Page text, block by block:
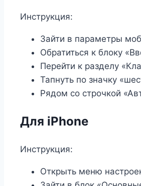
Зайти в параметры
Обратиться к блоку
Перейти к разделу
Тапнуть по значку
Рядом со строчкой
Для iPhone
Инструкция:
Открыть меню